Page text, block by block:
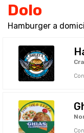
Dolo
Hamburger a